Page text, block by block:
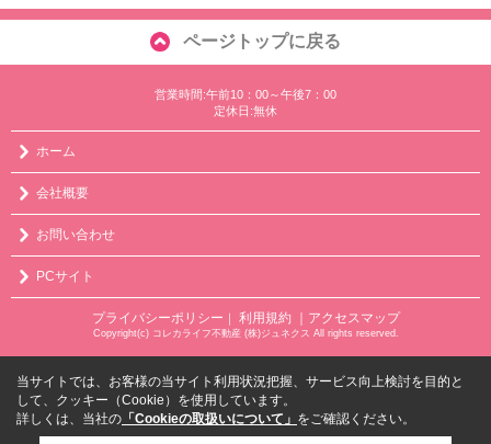
ページトップに戻る
営業時間:午前10：00～午後7：00
定休日:無休
ホーム
会社概要
お問い合わせ
PCサイト
プライバシーポリシー ｜ 利用規約 ｜アクセスマップ
Copyright(c) コレカライフ不動産 (株)ジュネクス All rights reserved.
当サイトでは、お客様の当サイト利用状況把握、サービス向上検討を目的と
して、クッキー（Cookie）を使用しています。
詳しくは、当社の 「Cookieの取扱いについて」 をご確認ください。